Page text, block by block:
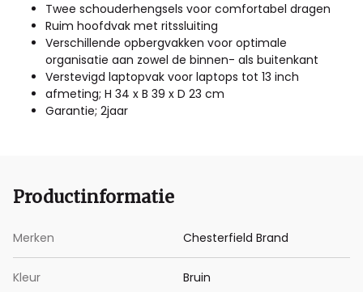
Twee schouderhengsels voor comfortabel dragen
Ruim hoofdvak met ritssluiting
Verschillende opbergvakken voor optimale
organisatie aan zowel de binnen- als buitenkant
Verstevigd laptopvak voor laptops tot 13 inch
afmeting; H 34 x B 39 x D 23 cm
Garantie; 2jaar
Productinformatie
Merken Chesterfield Brand
Kleur Bruin